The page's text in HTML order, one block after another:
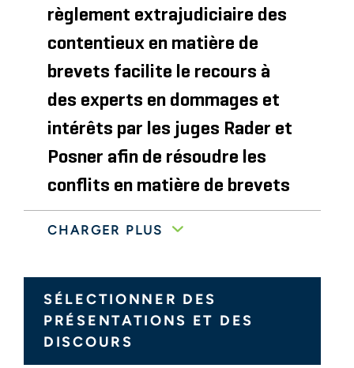
règlement extrajudiciaire des
contentieux en matière de
brevets facilite le recours à
des experts en dommages et
intérêts par les juges Rader et
Posner afin de résoudre les
conflits en matière de brevets
Rapport mondial sur la gestion des actifs de
Maximiser la valeur de la
propriété intellectuelle :
évaluation et amélioration des
CHARGER PLUS
SÉLECTIONNER DES
PRÉSENTATIONS ET DES
DISCOURS